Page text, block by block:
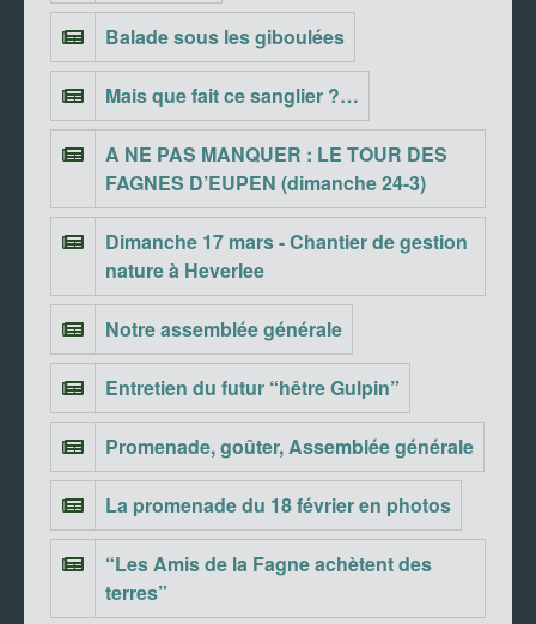
Balade sous les giboulées
Mais que fait ce sanglier ?…
A NE PAS MANQUER : LE TOUR DES
FAGNES D’EUPEN (dimanche 24-3)
Dimanche 17 mars - Chantier de gestion
nature à Heverlee
Notre assemblée générale
Entretien du futur “hêtre Gulpin”
Promenade, goûter, Assemblée générale
La promenade du 18 février en photos
“Les Amis de la Fagne achètent des
terres”